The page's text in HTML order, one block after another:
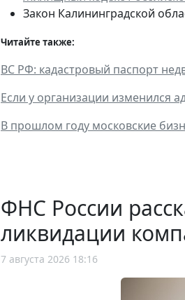
Закон Калининградской
Читайте также:
ВС РФ: кадастровый паспорт
Если у организации изменился
В прошлом году московские
ФНС России
ликвидации
7 августа 2026 18:16